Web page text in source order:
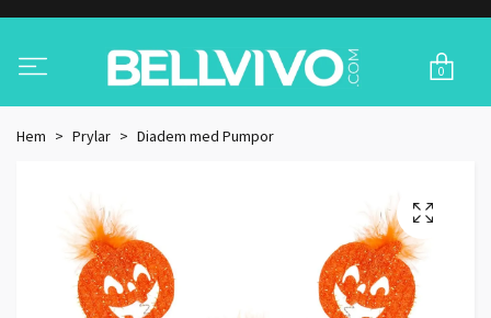
0
Hem Prylar Diadem med Pumpor